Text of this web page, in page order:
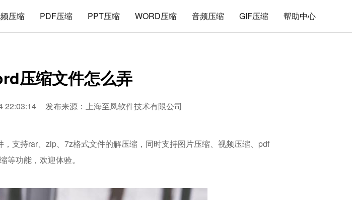
压缩 PDF压缩 PPT压缩 WORD压缩 音频压缩 GIF压缩 帮助中心
压缩文件怎么弄
22:03:14 发布来源：上海至凤软件技术有限公司
支持rar、zip、7z格式文件的解压缩，同时支持图片压缩、视频压缩、pdf
等功能，欢迎体验。